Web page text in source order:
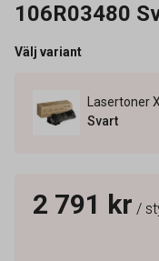
106R03480
Välj variant
Svart
2 791 kr /